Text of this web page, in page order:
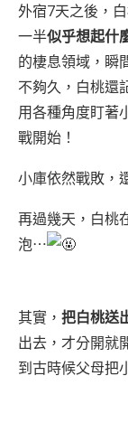
外宿7天之後，
一半似乎想起什
的棲息領域，瞬
不夠久，白桃還
用各種角度盯著
戰開始！
小庫依然戰敗，
再過幾天，白桃
泡⋯
其實， 把白桃送
出去，才分開就
到古時候父母把